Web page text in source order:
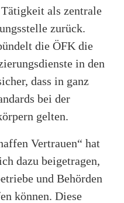
als zentrale
zurück.
die ÖFK die
in den
dass in ganz
bei der
gelten.
Vertrauen“ hat
dazu beigetragen,
und Behörden
können. Diese